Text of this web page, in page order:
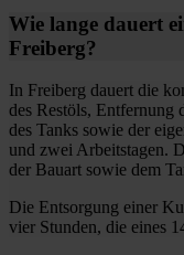
Wie lange dauert
Freiberg?
In Freiberg dauert die
des Restöls, Entfernung
des Tanks sowie der
und zwei Arbeitstagen.
der Bauart sowie dem
Die Entsorgung einer
vier Stunden, die eines